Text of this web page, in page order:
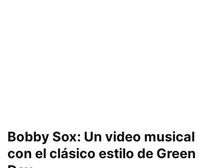
Bobby Sox: Un video musical
con el clásico estilo de Green